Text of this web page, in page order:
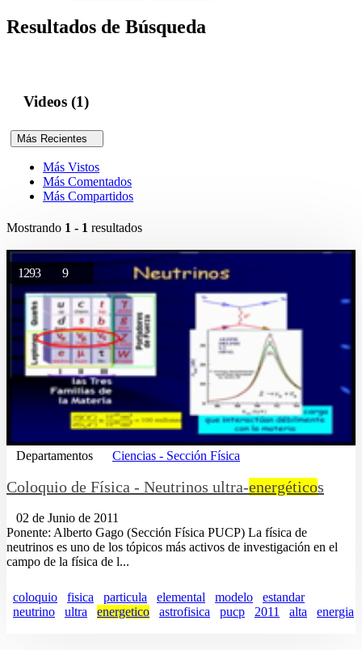
Resultados de Búsqueda
Videos (1)
Más Recientes
Más Vistos
Más Comentados
Más Compartidos
Mostrando 1 - 1 resultados
1293 9
Departamentos Ciencias - Sección Física
Coloquio de Física - Neutrinos ultra-energéticos
02 de Junio de 2011
Ponente: Alberto Gago (Sección Física PUCP) La física de
neutrinos es uno de los tópicos más activos de investigación en el
campo de la física de l...
coloquio fisica particula elemental modelo
estandar
neutrino
ultra energetico astrofisica pucp 2011 alta energia